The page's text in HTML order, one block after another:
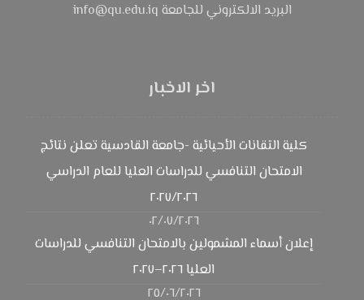
البريد الالكتروني للجامعة info@qu.edu.iq
اخر الاخبار
كلية التقانات الأحيائية -جامعة القادسية تعلن نتائج
الامتحان التنافسي للدراسات العليا للعام الدراسي
٢٠٢٧/٢٠٢٦
٠٢/٠٧/٢٠٢٦
إعلان أسماء المشمولين بالامتحان التنافسي للدراسات
العليا ٢٠٢٦–٢٠٢٧
٢٥/٠٦/٢٠٢٦